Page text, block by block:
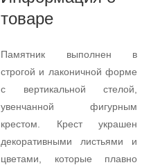
товаре
Памятник выполнен в
строгой и лаконичной форме
с вертикальной стелой,
увенчанной фигурным
крестом. Крест украшен
декоративными листьями и
цветами, которые плавно